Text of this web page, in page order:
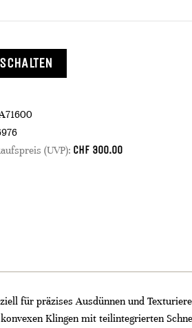
(UVP): CHF 300.00
für präzises Ausdünnen und
Klingen mit teilintegrierten